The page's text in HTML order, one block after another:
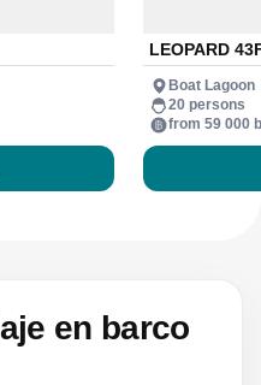
LEOPARD
Boat Lagoon
20 persons
from 59 000
en barco